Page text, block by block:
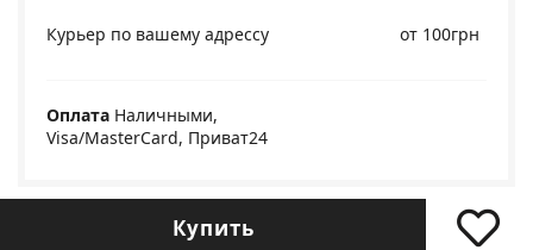
Курьер по вашему адрессу от 100грн
Оплата Наличными,
Visa/MasterCard, Приват24
Купить